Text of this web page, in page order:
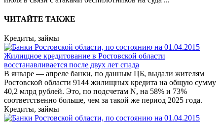
ЧИТАЙТЕ ТАКЖЕ
Кредиты, займы
Жилищное кредитование в Ростовской области
восстанавливается после двух лет спада
В январе — апреле банки, по данным ЦБ, выдали жителям
Ростовской области 9144 жилищных кредита на общую сумму
40,2 млрд рублей. Это, по подсчетам N, на 58% и 73%
соответственно больше, чем за такой же период 2025 года.
Кредиты, займы